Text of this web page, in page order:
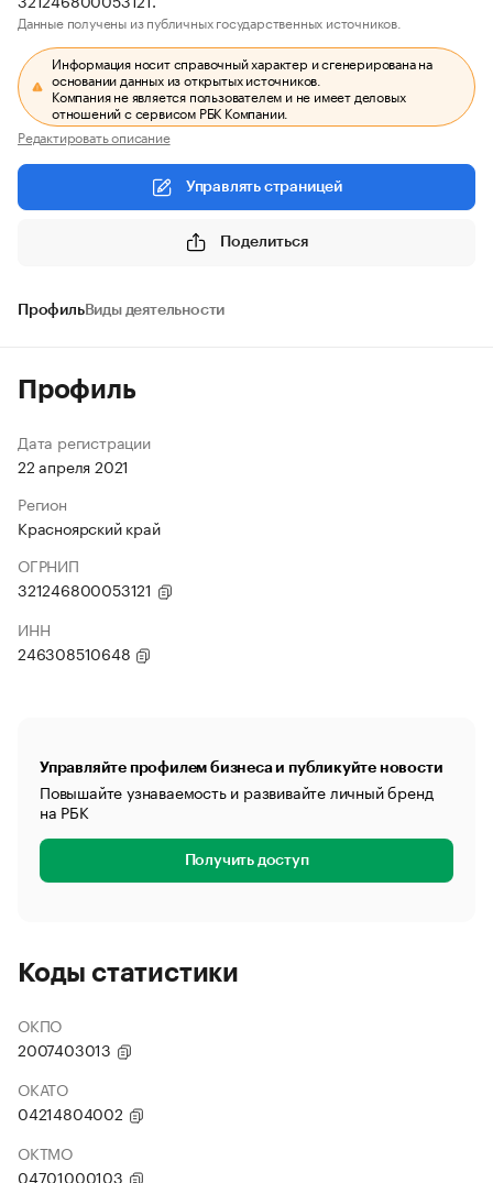
Данные получены из публичных государственных источников.
Информация носит справочный характер и сгенерирована на
основании данных из открытых источников.
Компания не является пользователем и не имеет деловых
отношений с сервисом РБК Компании.
Редактировать описание
Управлять страницей
Поделиться
ПрофильВиды деятельности
Профиль
Дата регистрации
22 апреля 2021
Регион
Красноярский край
ОГРНИП
321246800053121
ИНН
246308510648
Управляйте профилем бизнеса и публикуйте новости
Повышайте узнаваемость и развивайте личный бренд
на РБК
Получить доступ
Коды статистики
ОКПО
2007403013
ОКАТО
04214804002
ОКТМО
04701000103